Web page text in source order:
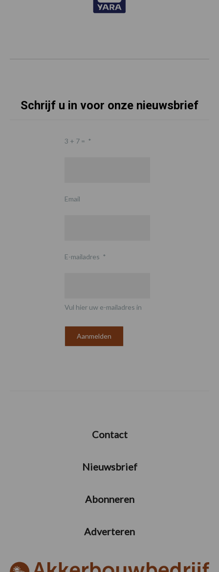
Schrijf u in voor onze nieuwsbrief
3 + 7 = *
Email
E-mailadres *
Vul hier uw e-mailadres in
Contact
Nieuwsbrief
Abonneren
Adverteren